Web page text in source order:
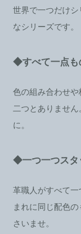
世界で一つだけ
なシリーズです。
◆すべて一点も
色の組み合わせ
二つとありませ
に。
◆一つ一つスタ
革職人がすべて
まれに同じ配色
さいませ。